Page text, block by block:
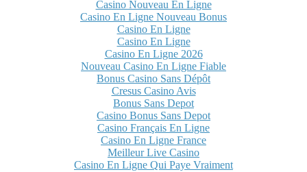
Casino Nouveau En Ligne
Casino En Ligne Nouveau Bonus
Casino En Ligne
Casino En Ligne
Casino En Ligne 2026
Nouveau Casino En Ligne Fiable
Bonus Casino Sans Dépôt
Cresus Casino Avis
Bonus Sans Depot
Casino Bonus Sans Depot
Casino Français En Ligne
Casino En Ligne France
Meilleur Live Casino
Casino En Ligne Qui Paye Vraiment